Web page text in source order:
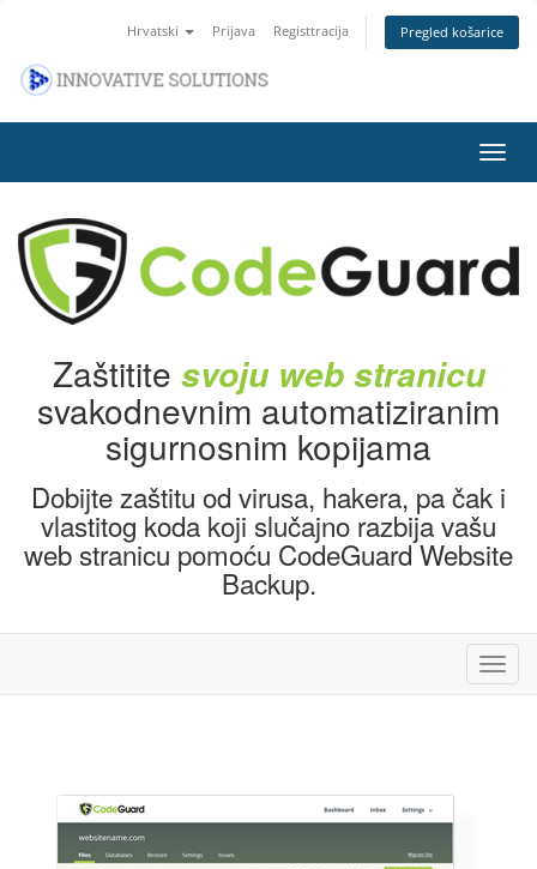
Hrvatski Prijava Registtracija Pregled košarice
Zaštitite svoju web stranicu
svakodnevnim automatiziranim
sigurnosnim kopijama
Dobijte zaštitu od virusa, hakera, pa čak i
vlastitog koda koji slučajno razbija vašu
web stranicu pomoću CodeGuard Website
Backup.